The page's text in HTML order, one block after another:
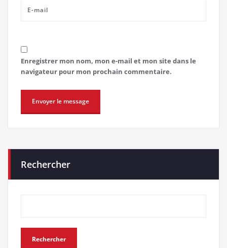
Enregistrer mon nom, mon e-mail et mon site dans le
navigateur pour mon prochain commentaire.
Rechercher
Rechercher